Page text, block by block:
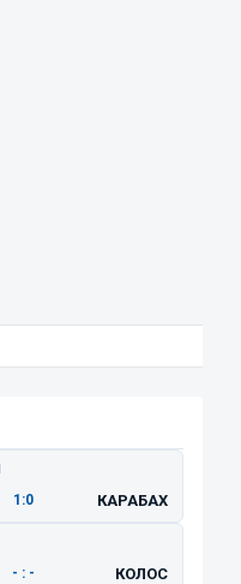
1:0 КАРАБАХ
- : - КОЛОС